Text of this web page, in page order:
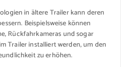
in ältere Trailer kann deren
Beispielsweise können
Rückfahrkameras und sogar
Trailer installiert werden, um den
zu erhöhen.